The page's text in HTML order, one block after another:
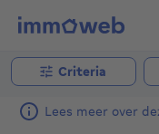
Criteria
Lees meer over